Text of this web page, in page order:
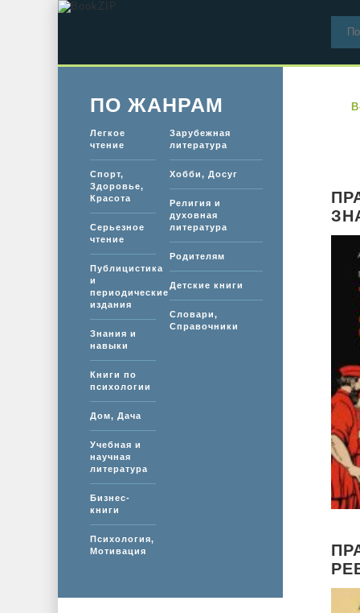
ПО ЖАНРАМ
Легкое
чтение
Спорт,
Здоровье,
Красота
Серьезное
чтение
Публицистика
и
периодические
издания
Знания и
навыки
Книги по
психологии
Дом, Дача
Учебная и
научная
литература
Бизнес-
книги
Психология,
Мотивация
Зарубежная
литература
Хобби, Досуг
Религия и
духовная
литература
Родителям
Детские книги
Словари,
Справочники